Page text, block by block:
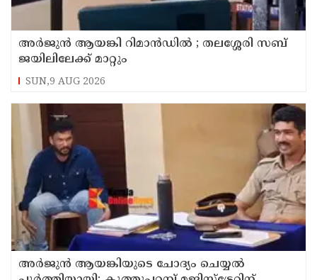
അര്‍ജുന്‍ ആയങ്കി റിമാന്‍ഡില്‍ ; തലശ്ശേരി സബ്
ജയിലിലേക്ക് മാറ്റും
SUN,9 AUG 2026
അര്‍ജുന്‍ ആയങ്കിയുടെ ചോദ്യം ചെയ്യല്‍